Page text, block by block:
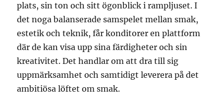
plats, sin ton och sitt ögonblick i rampljuset. I
det noga balanserade samspelet mellan smak,
estetik och teknik, får konditorer en plattform
där de kan visa upp sina färdigheter och sin
kreativitet. Det handlar om att dra till sig
uppmärksamhet och samtidigt leverera på det
ambitiösa löftet om smak.